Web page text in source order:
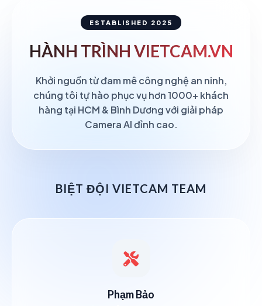
ESTABLISHED 2025
HÀNH TRÌNH VIETCAM.VN
Khởi nguồn từ đam mê công nghệ an ninh,
chúng tôi tự hào phục vụ hơn 1000+ khách
hàng tại HCM & Bình Dương với giải pháp
Camera AI đỉnh cao.
BIỆT ĐỘI VIETCAM TEAM
Phạm Bảo